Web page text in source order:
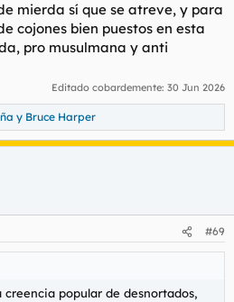
mierda sí que se atreve, y para
cojones bien puestos en esta
pro musulmana y anti
Editado cobardemente: 30 Jun 2026
y Bruce Harper
#69
creencia popular de desnortados,